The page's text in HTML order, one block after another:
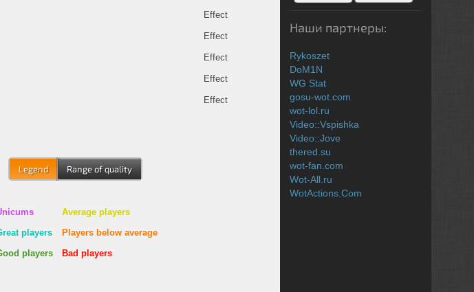
Effect
Effect
Effect
Effect
Effect
Legend Range of quality
Average players
players
Players below average
players
Bad players
Наши партнеры:
Rykoszet
DoM1N
WG Stat
gosu-wot.com
wot-lol.ru
Video::Vspishka
Video::Jove
thered.su
wot-fan.com
Wot-All.ru
WotActions.Com